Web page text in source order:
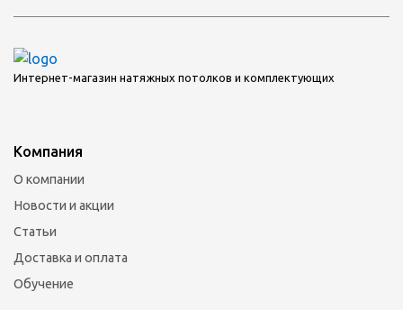
Интернет-магазин натяжных потолков и комплектующих
Компания
О компании
Новости и акции
Статьи
Доставка и оплата
Обучение